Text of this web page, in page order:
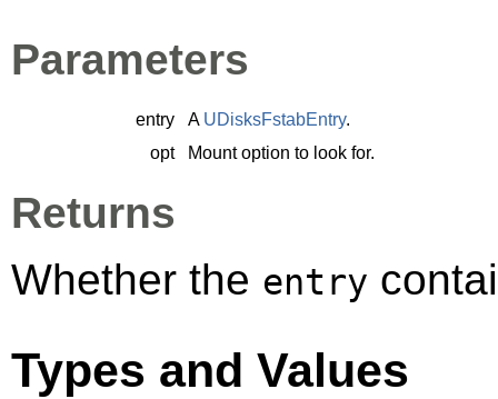
Parameters
entry A UDisksFstabEntry.
opt
Mount option to look for.
Returns
Whether the entry
Types and Values